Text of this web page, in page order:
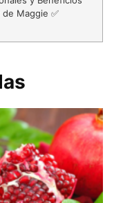
Maggie ✅